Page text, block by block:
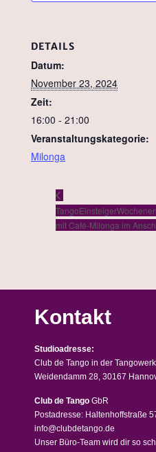
DETAILS
Datum:
November 23, 2024
Zeit:
16:00 - 21:00
Veranstaltungskategorie:
Milonga
mit Café-Milonga im
Kontakt
Studioadresse:
Club de Tango in der
Weidendamm 28, 30167
Club de Tango GbR
Postadresse: Haltenhoffstraße
info@clubdetango.de
Unser Büro-Team wird dir so